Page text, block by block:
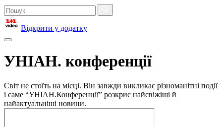
Відкрити у додатку
УНІАН. конференції
Світ не стоїть на місці. Він завжди викликає різноманітні події
і саме “УНІАН.Конференції” розкриє найсвіжіші й
найактуальніші новини.